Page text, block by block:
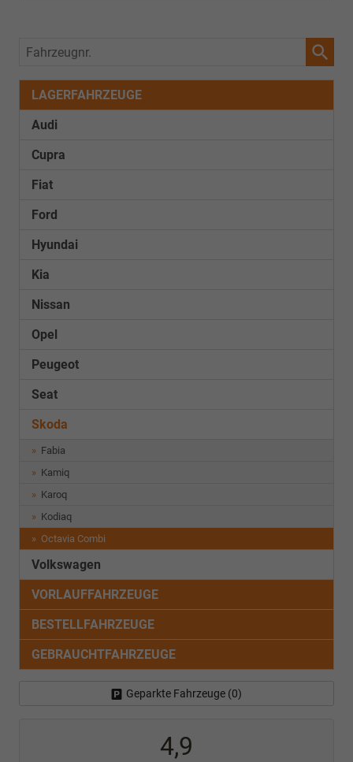
Fahrzeugnr.
LAGERFAHRZEUGE
Audi
Cupra
Fiat
Ford
Hyundai
Kia
Nissan
Opel
Peugeot
Seat
Skoda
Fabia
Kamiq
Karoq
Kodiaq
Octavia Combi
Volkswagen
VORLAUFFAHRZEUGE
BESTELLFAHRZEUGE
GEBRAUCHTFAHRZEUGE
Geparkte Fahrzeuge (0)
4,9